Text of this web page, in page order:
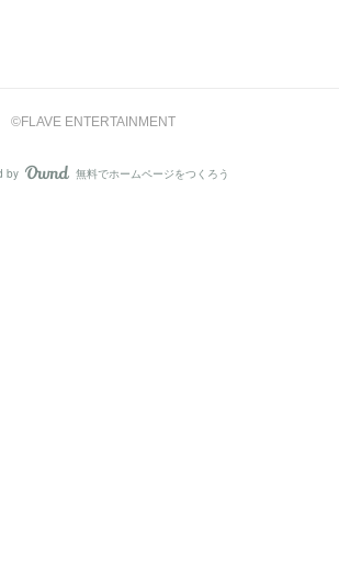
©FLAVE ENTERTAINMENT
by AmebaOwnd
無料でホームページをつくろう